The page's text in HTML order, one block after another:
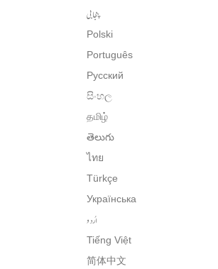
پنجابی
Polski
Português
Русский
සිංහල
தமிழ்
తెలుగు
ไทย
Türkçe
Українська
اُردو
Tiếng Việt
简体中文